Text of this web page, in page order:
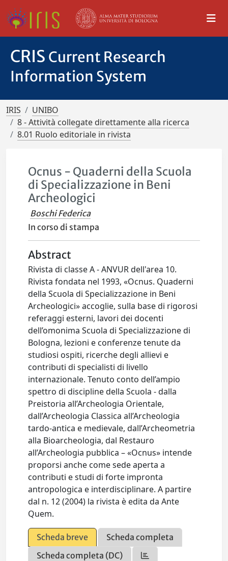
CRIS Current Research
Information System
IRIS
UNIBO
8 - Attività collegate direttamente alla ricerca
8.01 Ruolo editoriale in rivista
Ocnus - Quaderni della Scuola
di Specializzazione in Beni
Archeologici
Boschi Federica
In corso di stampa
Abstract
Rivista di classe A - ANVUR dell'area 10.
Rivista fondata nel 1993, «Ocnus. Quaderni
della Scuola di Specializzazione in Beni
Archeologici» accoglie, sulla base di rigorosi
referaggi esterni, lavori dei docenti
dell’omonima Scuola di Specializzazione di
Bologna, lezioni e conferenze tenute da
studiosi ospiti, ricerche degli allievi e
contributi di specialisti di livello
internazionale. Tenuto conto dell’ampio
spettro di discipline della Scuola - dalla
Preistoria all’Archeologia Orientale,
dall’Archeologia Classica all’Archeologia
tardo-antica e medievale, dall’Archeometria
alla Bioarcheologia, dal Restauro
all’Archeologia pubblica – «Ocnus» intende
proporsi anche come sede aperta a
contributi e studi di forte impronta
antropologica e interdisciplinare. A partire
dal n. 12 (2004) la rivista è edita da Ante
Quem.
Scheda breve
Scheda completa
Scheda completa (DC)